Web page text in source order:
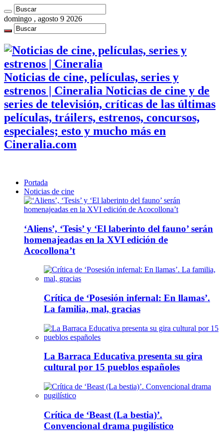
domingo , agosto 9 2026
Noticias de cine, películas, series y
estrenos | Cineralia Noticias de cine y de
series de televisión, críticas de las últimas
películas, tráilers, estrenos, concursos,
especiales; esto y mucho más en
Cineralia.com
Portada
Noticias de cine
‘Aliens’, ‘Tesis’ y ‘El laberinto del fauno’ serán
homenajeadas en la XVI edición de
Acocollona’t
Crítica de ‘Posesión infernal: En llamas’.
La familia, mal, gracias
La Barraca Educativa presenta su gira
cultural por 15 pueblos españoles
Crítica de ‘Beast (La bestia)’.
Convencional drama pugilístico